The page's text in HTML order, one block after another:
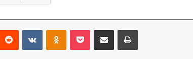
Reddit VKontakteOdnoklassniki
Pocket Condividi via mail Stampa